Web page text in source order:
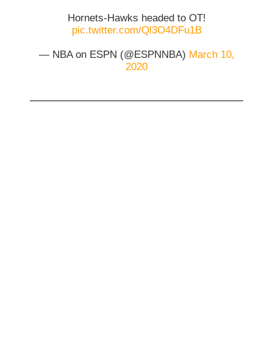
Hornets-Hawks headed to OT!
pic.twitter.com/Ql3O4DFu1B
— NBA on ESPN (@ESPNNBA) March 10,
2020